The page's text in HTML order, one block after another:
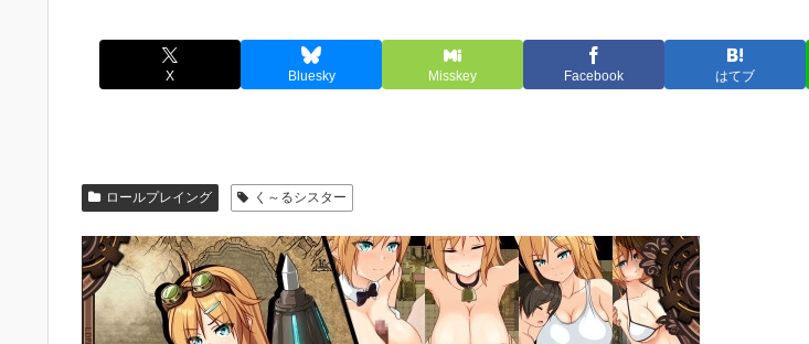
X Bluesky Misskey Facebook はてブ
ロールプレイング く～るシスター